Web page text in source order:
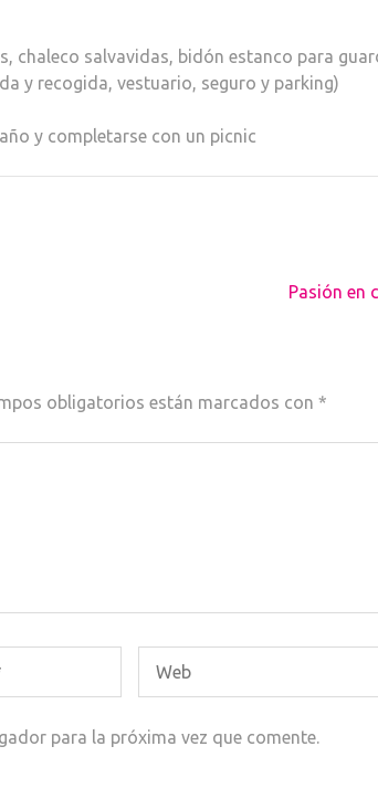
chaleco salvavidas, bidón estanco para
y recogida, vestuario, seguro y parking)
y completarse con un picnic
Pasión en
obligatorios están marcados con *
para la próxima vez que comente.